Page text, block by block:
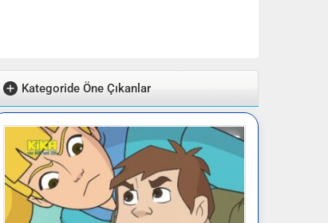
Kategoride Öne Çıkanlar